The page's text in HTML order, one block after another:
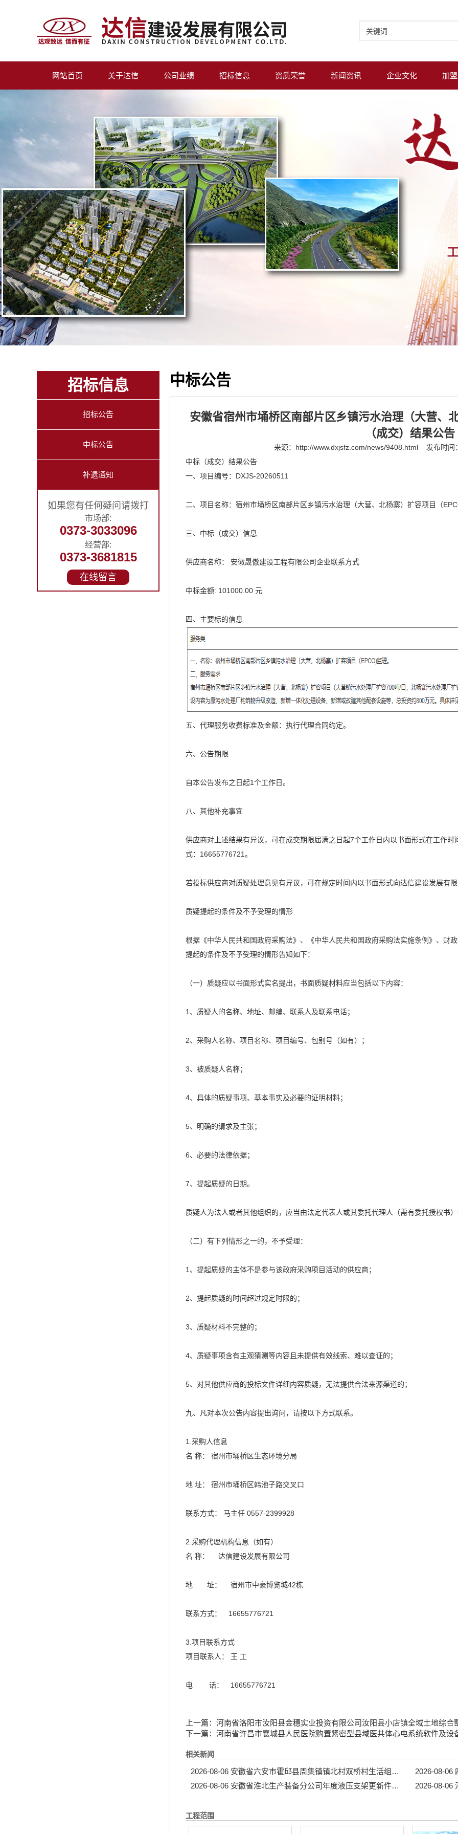
网站首页 关于达信 公司业绩 招标信息 资质荣誉 新闻资讯 企业文化 加
招标信息
招标公告
中标公告
补遗通知
如果您有任何疑问请拨打
市场部:
0373-3033096
经营部:
0373-3681815
在线留言
中标公告
安徽省宿州市埇桥区南部片区乡镇污水治理（大营、
（成交）结果公告
来源： http://www.dxjsfz.com/news/9408.html
发布时间
中标（成交）结果公告
一、项目编号：DXJS-20260511
二、项目名称：宿州市埇桥区南部片区乡镇污水治理（大营、北杨寨）扩容项目（
三、中标（成交）信息
供应商名称： 安徽晟傲建设工程有限公司企业联系方式
中标金额: 101000.00 元
四、主要标的信息
五、代理服务收费标准及金额：执行代理合同约定。
六、公告期限
自本公告发布之日起1个工作日。
八、其他补充事宜
供应商对上述结果有异议，可在成交期限届满之日起7个工作日内以书面形式在工作
式：16655776721。
若投标供应商对质疑处理意见有异议，可在规定时间内以书面形式向达信建设发展有
质疑提起的条件及不予受理的情形
根据《中华人民共和国政府采购法》、《中华人民共和国政府采购法实施条例》、财
提起的条件及不予受理的情形告知如下：
（一）质疑应以书面形式实名提出，书面质疑材料应当包括以下内容：
1、质疑人的名称、地址、邮编、联系人及联系电话；
2、采购人名称、项目名称、项目编号、包别号（如有）；
3、被质疑人名称；
4、具体的质疑事项、基本事实及必要的证明材料；
5、明确的请求及主张；
6、必要的法律依据；
7、提起质疑的日期。
质疑人为法人或者其他组织的，应当由法定代表人或其委托代理人（需有委托授权书
（二）有下列情形之一的，不予受理：
1、提起质疑的主体不是参与该政府采购项目活动的供应商；
2、提起质疑的时间超过规定时限的；
3、质疑材料不完整的；
4、质疑事项含有主观猜测等内容且未提供有效线索、难以查证的；
5、对其他供应商的投标文件详细内容质疑，无法提供合法来源渠道的；
九、凡对本次公告内容提出询问，请按以下方式联系。
1.采购人信息
名 称： 宿州市埇桥区生态环境分局
地 址： 宿州市埇桥区韩池子路交叉口
联系方式： 马主任 0557-2399928
2.采购代理机构信息（如有）
名 称： 达信建设发展有限公司
地 址： 宿州市中豪博览城42栋
联系方式： 16655776721
3.项目联系方式
项目联系人： 王 工
电 话： 16655776721
上一篇： 河南省洛阳市汝阳县金穗实业投资有限公司汝阳县小店镇全域土地综
下一篇： 河南省许昌市襄城县人民医院购置紧密型县域医共体心电系统软件及
相关新闻
2026-08-06 安徽省六安市霍邱县周集镇镇北村双桥村生活组道路工程... 2026-08-06
2026-08-06 安徽省淮北生产装备分公司年度液压支架更新件采购项目招标公告... 2026-08-06
工程范围